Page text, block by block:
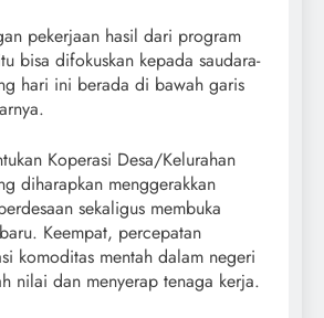
pekerjaan hasil dari program
bisa difokuskan kepada saudara-
hari ini berada di bawah garis
Koperasi Desa/Kelurahan
diharapkan menggerakkan
sekaligus membuka
Keempat, percepatan
komoditas mentah dalam negeri
nilai dan menyerap tenaga kerja.